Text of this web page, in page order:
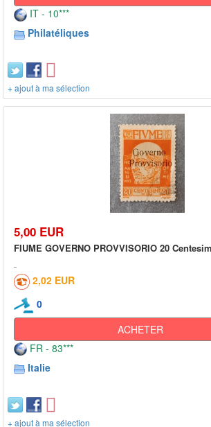
IT - 10***
Philatéliques
+ ajout à ma sélection
5,00 EUR
FIUME GOVERNO PROVVISORIO 20
2,02 EUR
0
ACHETER
FR - 83***
Italie
+ ajout à ma sélection